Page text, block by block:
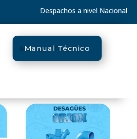
Despachos a nivel Nacional
Manual Técnico